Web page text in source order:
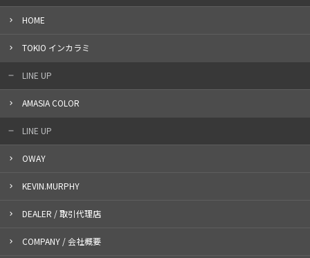
HOME
TOKIO インカラミ
LINE UP
AMASIA COLOR
LINE UP
OWAY
KEVIN.MURPHY
DEALER / 取引代理店
COMPANY / 会社概要